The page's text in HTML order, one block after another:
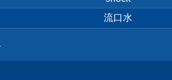
流口水